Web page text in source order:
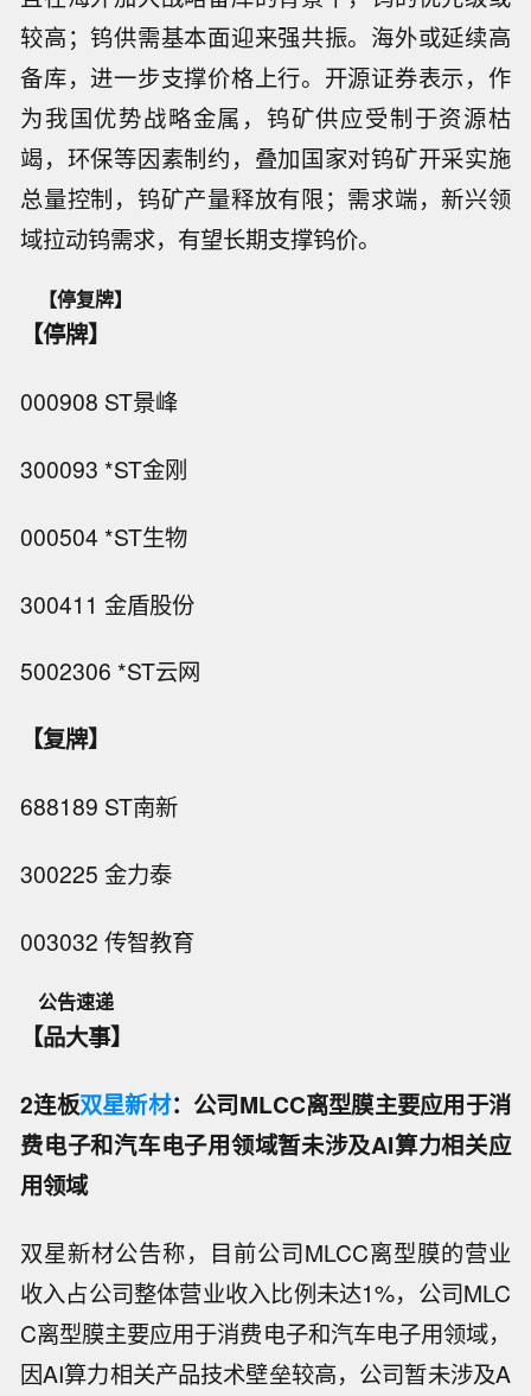
较高；钨供需基本面迎来强共振。海外或延续高
备库，进一步支撑价格上行。开源证券表示，作
为我国优势战略金属，钨矿供应受制于资源枯
竭，环保等因素制约，叠加国家对钨矿开采实施
总量控制，钨矿产量释放有限；需求端，新兴领
域拉动钨需求，有望长期支撑钨价。
【停复牌】
【停牌】
000908 ST景峰
300093 *ST金刚
000504 *ST生物
300411 金盾股份
5002306 *ST云网
【复牌】
688189 ST南新
300225 金力泰
003032 传智教育
公告速递
【品大事】
2连板双星新材：公司MLCC离型膜主要应用于消
费电子和汽车电子用领域暂未涉及AI算力相关应
用领域
双星新材公告称，目前公司MLCC离型膜的营业
收入占公司整体营业收入比例未达1%，公司MLC
C离型膜主要应用于消费电子和汽车电子用领域，
因AI算力相关产品技术壁垒较高，公司暂未涉及A